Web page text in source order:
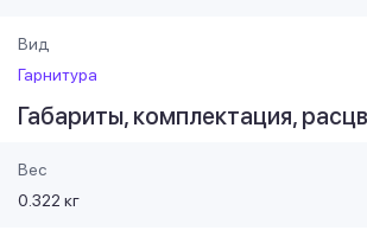
Вид
Гарнитура
Габариты, комплектация,
Вес
0.322 кг